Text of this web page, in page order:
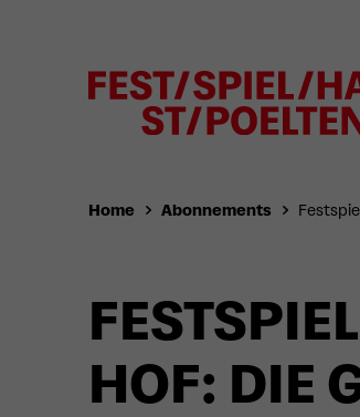
Home Abonnements
HOF: DIE